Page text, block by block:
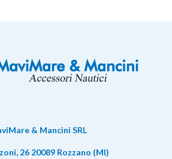
& Mancini SRL
26 20089 Rozzano (MI)